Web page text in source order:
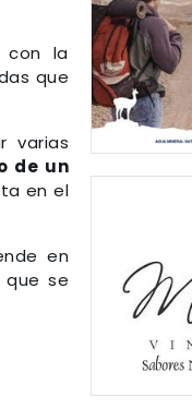
con la
que
varias
de un
en el
en
que se